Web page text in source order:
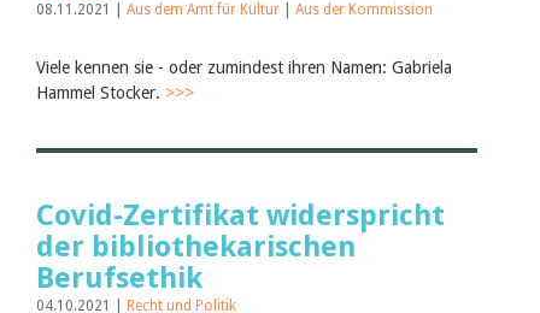
08.11.2021 | Aus dem Amt für Kultur Aus der Kommission
Viele kennen sie - oder zumindest ihren Namen: Gabriela
Hammel Stocker. >>>
Covid-Zertifikat widerspricht
der bibliothekarischen
Berufsethik
04.10.2021 | Recht und Politik